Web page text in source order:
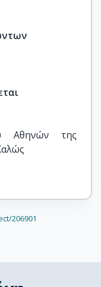
Αθηνών της
206901